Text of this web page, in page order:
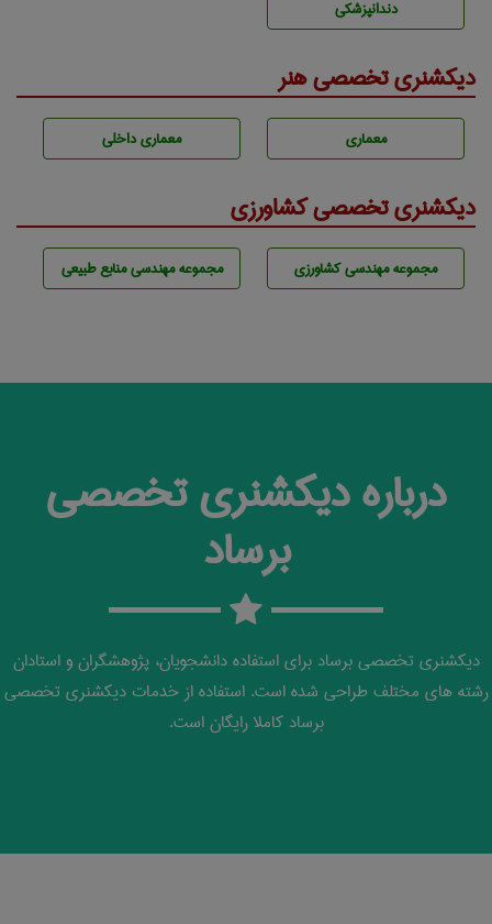
دندانپزشكی
دیکشنری تخصصی هنر
معماری معماری داخلی
دیکشنری تخصصی کشاورزی
مجموعه مهندسی كشاورزی مجموعه مهندسی منابع طبيعی
درباره دیکشنری تخصصی
برساد
دیکشنری تخصصی برساد برای استفاده دانشجویان، پژوهشگران و استادان
رشته های مختلف طراحی شده است. استفاده از خدمات دیکشنری تخصصی
برساد کاملا رایگان است.